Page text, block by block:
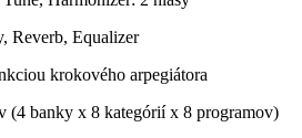
Reverb, Equalizer
krokového arpegiátora
(4 banky x 8 kategórií x 8 programov)